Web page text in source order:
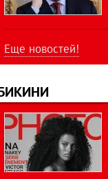
Еще новостей!